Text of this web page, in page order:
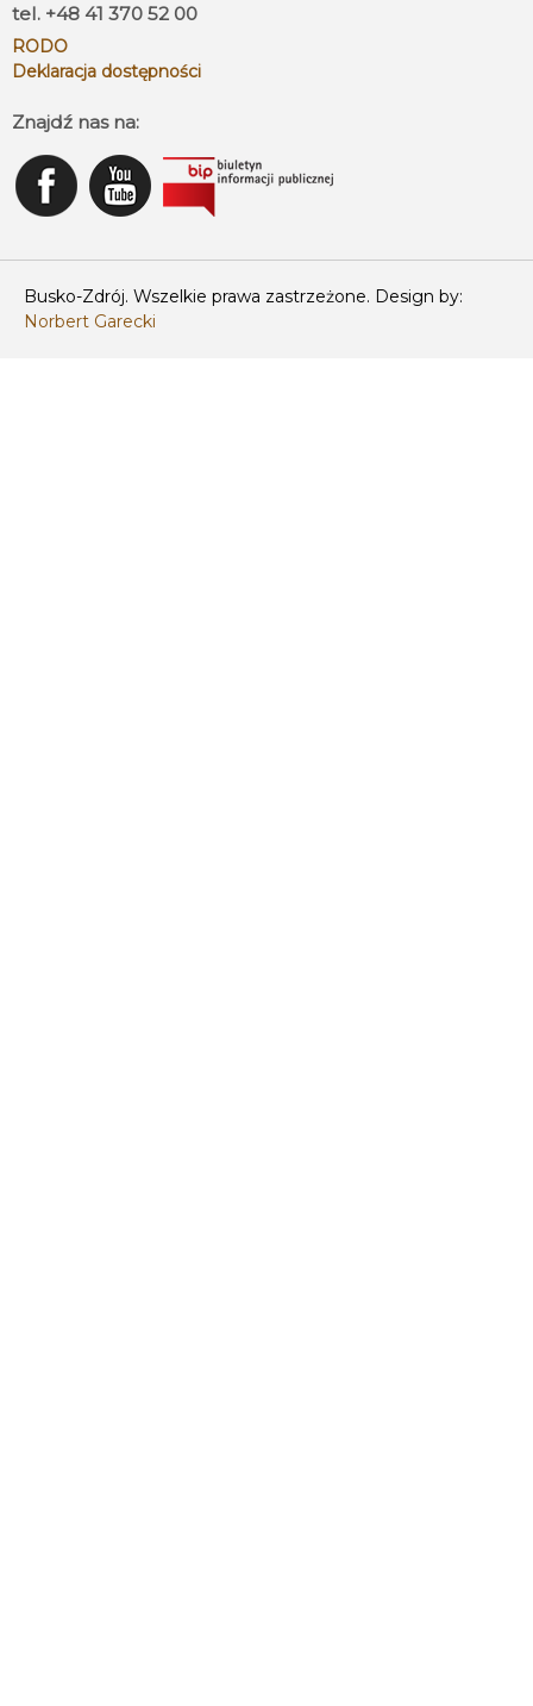
tel. +48 41 370 52 00
RODO
Deklaracja dostępności
Znajdź nas na:
Busko-Zdrój. Wszelkie prawa zastrzeżone. Design by:
Norbert Garecki